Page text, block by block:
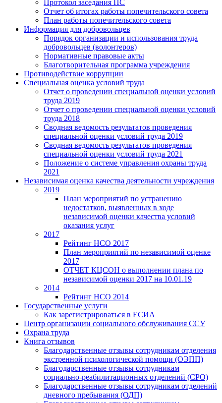
Протокол заседания ПС
Отчет об итогах работы попечительского совета
План работы попечительского совета
Информация для добровольцев
Порядок организации и использования труда
добровольцев (волонтеров)
Нормативные правовые акты
Благотворительная программа учреждения
Противодействие коррупции
Специальная оценка условий труда
Отчет о проведении специальной оценки условий
труда 2019
Отчет о проведении специальной оценки условий
труда 2018
Сводная ведомость результатов проведения
специальной оценки условий труда 2019
Сводная ведомость результатов проведения
специальной оценки условий труда 2021
Положение о системе управления охраны труда
2021
Независимая оценка качества деятельности учреждения
2019
План мероприятий по устранению
недостатков, выявленных в ходе
независимой оценки качества условий
оказания услуг
2017
Рейтинг НСО 2017
План мероприятий по независимой оценке
2017
ОТЧЕТ КЦСОН о выполнении плана по
независимой оценки 2017 на 10.01.19
2014
Рейтинг НСО 2014
Государственные услуги
Как зарегистрироваться в ЕСИА
Центр организации социального обслуживания ССУ
Охрана труда
Книга отзывов
Благодарственные отзывы сотрудникам отделения
экстренной психологической помощи (ОЭПП)
Благодарственные отзывы сотрудникам
социально-реабилитационных отделений (СРО)
Благодарственные отзывы сотрудникам отделений
дневного пребывания (ОДП)